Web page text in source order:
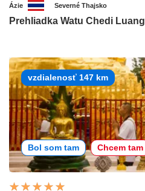
Ázie Severné Thajsko
Prehliadka Watu Chedi Luang
vzdialenosť 147 km
Bol som tam Chcem tam